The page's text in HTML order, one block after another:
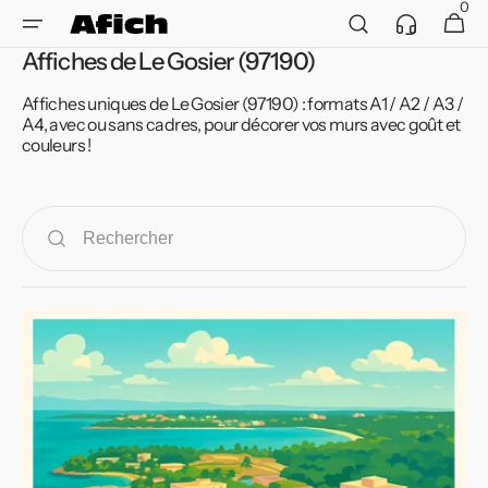
passer
au
contenu
Service
client
Panier
0
0 article
Affiches de Le Gosier (97190)
Affiches uniques de Le Gosier (97190) : formats A1 / A2 / A3 /
A4, avec ou sans cadres, pour décorer vos murs avec goût et
couleurs !
Affiche
Le
Gosier
tropicale